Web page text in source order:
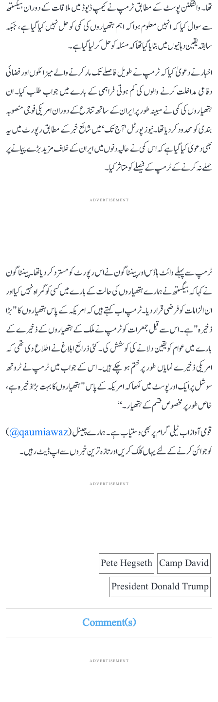
تھا۔ واشنگٹن پوسٹ کے مطابق ٹرمپ نے کیمپ ڈیوڈ میں ملاقات کے دوران ہیگستھ
سے سوال کیا کہ انہیں معلوم ہوا کہ اہم ہتھیاروں کی کمی کو حل نہیں کیا گیا ہے، جبکہ
سابقہ ​​یقین دہانیوں میں بتا یا گیا تھا کہ مسئلہ کو حل کر لیا گیا ہے۔
اخبار نے دعویٰ کیا کہ ٹرمپ نے طویل فاصلے تک مار کرنے والے میزائلوں اور فضائی
دفاعی مداخلت کرنے والوں کی کم ہوتی فراہمی کے بارے میں جواب طلب کیا۔ ان
ہتھیاروں کی کمی نے مبینہ طور پر ایران کے ساتھ تنازع کے دوران امریکی فوجی منصوبہ
بندی کو محدود کر دیا تھا۔نیوز پورٹل ’آج تک‘ میں شائع خبر کے مطابق رپورٹ میں یہ
بھی دعویٰ کیا گیا ہے کہ اس کمی نے حالیہ دنوں میں ایران کے خلاف مزید بڑے پیمانے پر
حملے نہ کرنے کے ٹرمپ کے فیصلے کو متاثر کیا۔
ADVERTISEMENT
ٹرمپ سے پہلے وائٹ ہاؤس اور پینٹاگون نے اس رپورٹ کو مسترد کر دیا تھا۔ پینٹاگون
نے کہا کہ ہیگستھ نے ہمارے ہتھیاروں کی حالت کے بارے میں کسی کو گمراہ نہیں کیا اور
ان الزامات کو فرضی قرار دیا۔ٹرمپ اب کہتے ہیں کہ امریکہ کے پاس ہتھیاروں کا "بڑا
ذخیرہ" ہے۔ اس سے قبل جمعرات کو ٹرمپ نے ملک کے ہتھیاروں کے ذخیرے کے
بارے میں عوام کو یقین دلانے کی کوشش کی۔ کئی ذرائع ابلاغ نے اطلاع دی تھی کہ
امریکی ذخیرے نمایاں طور پر ختم ہو چکے ہیں۔ اس کے جواب میں ٹرمپ نے ٹروتھ
سوشل پر ایک اور پوسٹ میں لکھا کہ امریکہ کے پاس "ہتھیاروں کا بہت بڑا ذخیرہ ہے،
خاص طور پر مخصوص قسم کے ہتھیار۔‘‘
قومی آواز اب ٹیلی گرام پر بھی دستیاب ہے۔ ہمارے چینل (qaumiawaz@
)
کو جوائن کرنے کے لئے یہاں کلک کریں اور تازہ ترین خبروں سے اپ ڈیٹ رہیں۔
ADVERTISEMENT
Camp David
Pete Hegseth
President Donald Trump
Comment(s)
ADVERTISEMENT